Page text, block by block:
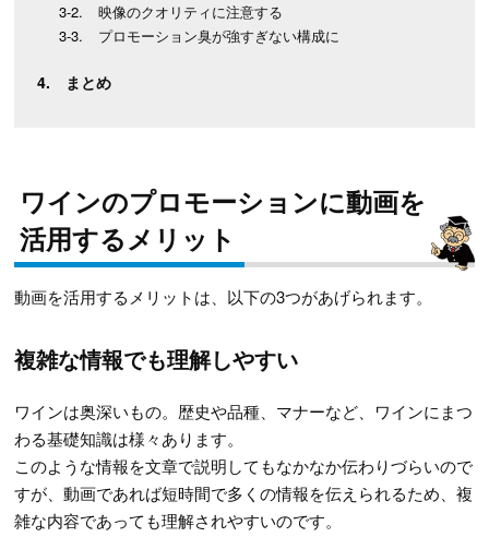
映像のクオリティに注意する
プロモーション臭が強すぎない構成に
まとめ
ワインのプロモーションに動画を
活用するメリット
動画を活用するメリットは、以下の3つがあげられます。
複雑な情報でも理解しやすい
ワインは奥深いもの。歴史や品種、マナーなど、ワインにまつ
わる基礎知識は様々あります。
このような情報を文章で説明してもなかなか伝わりづらいので
すが、動画であれば短時間で多くの情報を伝えられるため、複
雑な内容であっても理解されやすいのです。